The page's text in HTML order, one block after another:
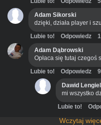
Adam Sikorski
dzięki, działa player i
Lubie to! Odpowiedz
Adam Dąbrowski
Opłaca się tutaj czegoś
Lubie to! Odpowiedz
Dawid
mi wszystko
Lubie to!
Wczytaj